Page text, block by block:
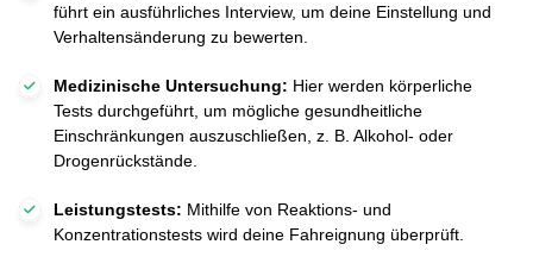
führt ein ausführliches Interview, um deine Einstellung und
Verhaltensänderung zu bewerten.
Medizinische Untersuchung: Hier werden körperliche
Tests durchgeführt, um mögliche gesundheitliche
Einschränkungen auszuschließen, z. B. Alkohol- oder
Drogenrückstände.
Leistungstests: Mithilfe von Reaktions- und
Konzentrationstests wird deine Fahreignung überprüft.